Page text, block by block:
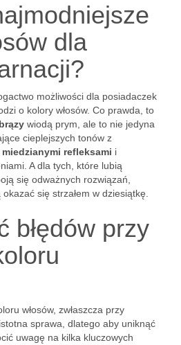
dla
możliwości dla posiadaczek
o kolory włosów. Co prawda, to
wiodą prym, ale to nie jedyna
cieplejszych tonów z
miedzianymi refleksami i
A dla tych, które lubią
się odważnych rozwiązań,
okazać się strzałem w dziesiątkę.
błędów przy
włosów, zwłaszcza przy
sprawa, dlatego aby uniknąć
uwagę na kilka kluczowych